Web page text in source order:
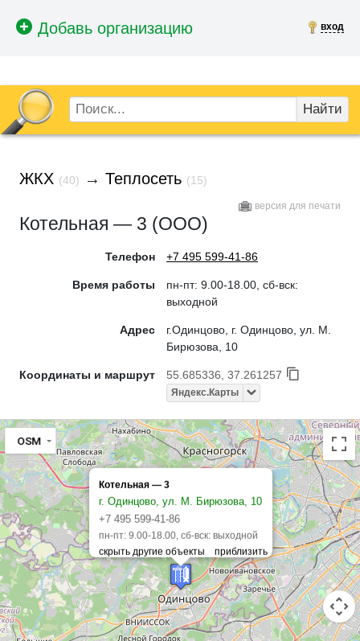
вход
Найти
ЖКХ (40) → Теплосеть (15)
версия для печати
Котельная — 3 (ООО)
Телефон +7 495 599-41-86
Время работы
пн-пт: 9.00-18.00, сб-вск:
выходной
Адрес
г.Одинцово, г. Одинцово, ул. М.
Бирюзова, 10
Координаты и маршрут 55.685336, 37.261257
Яндекс.Карты
Котельная — 3
г. Одинцово, ул. М. Бирюзова, 10
+7 495 599-41-86
пн-пт: 9.00-18.00, сб-вск: выходной
OSM